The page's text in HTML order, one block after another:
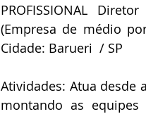
PROFISSIONAL
(Empresa de médio
Cidade: Barueri  / SP
Atividades: Atua desde
montando as equipes